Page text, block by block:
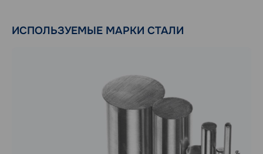
ИСПОЛЬЗУЕМЫЕ МАРКИ СТАЛИ